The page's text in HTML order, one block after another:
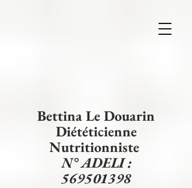
Bettina Le Douarin
Diététicienne
Nutritionniste
N° ADELI :
569501398